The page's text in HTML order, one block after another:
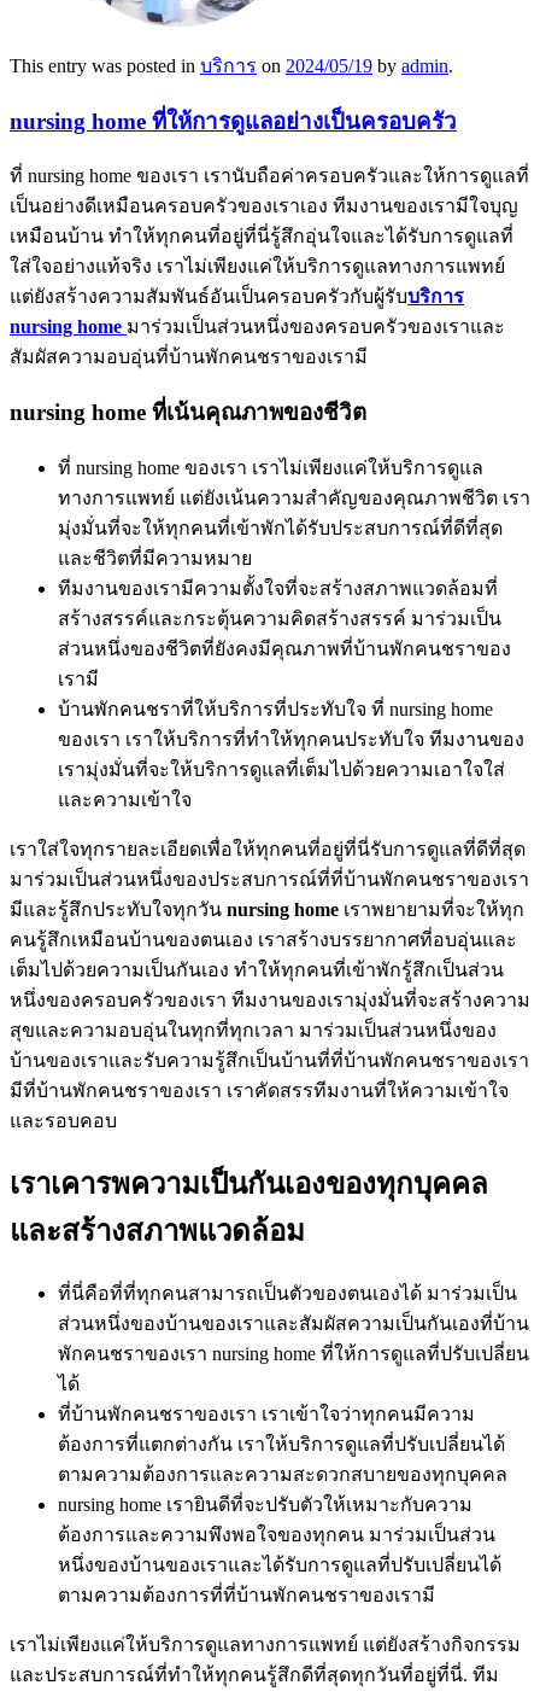
This entry was posted in บริการ on 2024/05/19 by admin.
nursing home ที่ให้การดูแลอย่างเป็นครอบครัว
ที่ nursing home ของเรา เรานับถือค่าครอบครัวและให้การดูแลที่
เป็นอย่างดีเหมือนครอบครัวของเราเอง ทีมงานของเรามีใจบุญ
เหมือนบ้าน ทำให้ทุกคนที่อยู่ที่นี่รู้สึกอุ่นใจและได้รับการดูแลที่
ใส่ใจอย่างแท้จริง เราไม่เพียงแค่ให้บริการดูแลทางการแพทย์
แต่ยังสร้างความสัมพันธ์อันเป็นครอบครัวกับผู้รับบริการ
nursing home มาร่วมเป็นส่วนหนึ่งของครอบครัวของเราและ
สัมผัสความอบอุ่นที่บ้านพักคนชราของเรามี
nursing home ที่เน้นคุณภาพของชีวิต
ที่ nursing home ของเรา เราไม่เพียงแค่ให้บริการดูแล
ทางการแพทย์ แต่ยังเน้นความสำคัญของคุณภาพชีวิต เรา
มุ่งมั่นที่จะให้ทุกคนที่เข้าพักได้รับประสบการณ์ที่ดีที่สุด
และชีวิตที่มีความหมาย
ทีมงานของเรามีความตั้งใจที่จะสร้างสภาพแวดล้อมที่
สร้างสรรค์และกระตุ้นความคิดสร้างสรรค์ มาร่วมเป็น
ส่วนหนึ่งของชีวิตที่ยังคงมีคุณภาพที่บ้านพักคนชราของ
เรามี
บ้านพักคนชราที่ให้บริการที่ประทับใจ ที่ nursing home
ของเรา เราให้บริการที่ทำให้ทุกคนประทับใจ ทีมงานของ
เรามุ่งมั่นที่จะให้บริการดูแลที่เต็มไปด้วยความเอาใจใส่
และความเข้าใจ
เราใส่ใจทุกรายละเอียดเพื่อให้ทุกคนที่อยู่ที่นี่รับการดูแลที่ดีที่สุด
มาร่วมเป็นส่วนหนึ่งของประสบการณ์ที่ที่บ้านพักคนชราของเรา
มีและรู้สึกประทับใจทุกวัน nursing home เราพยายามที่จะให้ทุก
คนรู้สึกเหมือนบ้านของตนเอง เราสร้างบรรยากาศที่อบอุ่นและ
เต็มไปด้วยความเป็นกันเอง ทำให้ทุกคนที่เข้าพักรู้สึกเป็นส่วน
หนึ่งของครอบครัวของเรา ทีมงานของเรามุ่งมั่นที่จะสร้างความ
สุขและความอบอุ่นในทุกที่ทุกเวลา มาร่วมเป็นส่วนหนึ่งของ
บ้านของเราและรับความรู้สึกเป็นบ้านที่ที่บ้านพักคนชราของเรา
มีที่บ้านพักคนชราของเรา เราคัดสรรทีมงานที่ให้ความเข้าใจ
และรอบคอบ
เราเคารพความเป็นกันเองของทุกบุคคล
และสร้างสภาพแวดล้อม
ที่นี่คือที่ที่ทุกคนสามารถเป็นตัวของตนเองได้ มาร่วมเป็น
ส่วนหนึ่งของบ้านของเราและสัมผัสความเป็นกันเองที่บ้าน
พักคนชราของเรา nursing home ที่ให้การดูแลที่ปรับเปลี่ยน
ได้
ที่บ้านพักคนชราของเรา เราเข้าใจว่าทุกคนมีความ
ต้องการที่แตกต่างกัน เราให้บริการดูแลที่ปรับเปลี่ยนได้
ตามความต้องการและความสะดวกสบายของทุกบุคคล
nursing home เรายินดีที่จะปรับตัวให้เหมาะกับความ
ต้องการและความพึงพอใจของทุกคน มาร่วมเป็นส่วน
หนึ่งของบ้านของเราและได้รับการดูแลที่ปรับเปลี่ยนได้
ตามความต้องการที่ที่บ้านพักคนชราของเรามี
เราไม่เพียงแค่ให้บริการดูแลทางการแพทย์ แต่ยังสร้างกิจกรรม
และประสบการณ์ที่ทำให้ทุกคนรู้สึกดีที่สุดทุกวันที่อยู่ที่นี่. ทีม